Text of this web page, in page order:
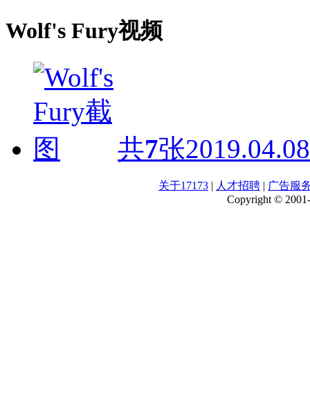
Wolf's Fury视频
共7张2019.04.08
关于17173 | 人才招聘 | 广告服
Copyright ©